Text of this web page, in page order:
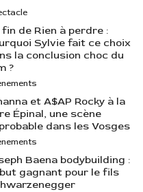
fin de Rien à perdre :
Sylvie fait ce choix
la conclusion choc du
?
et A$AP Rocky à la
Épinal, une scène
dans les Vosges
Baena bodybuilding :
gagnant pour le fils